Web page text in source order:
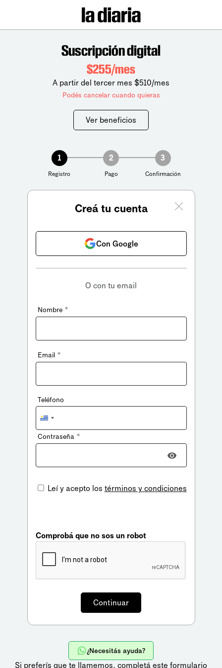
Suscripción digital
$255/mes
A partir del tercer mes $510/mes
Podés cancelar cuando quieras
Ver beneficios
1
Registro
2
Pago
3
Confirmación
Creá tu cuenta
Con Google
O con tu email
Nombre *
Email *
Teléfono
Uruguay
+598
Contraseña *
Leí y acepto los términos y condiciones
Comprobá que no sos un robot
¿Necesitás ayuda?
Si preferís que te llamemos, completá este formulario